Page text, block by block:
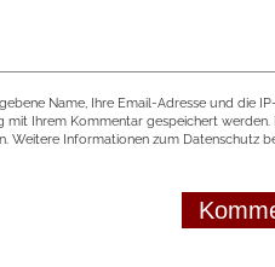
Name, Ihre Email-Adresse und die
Ihrem Kommentar gespeichert werden.
Informationen zum Datenschutz